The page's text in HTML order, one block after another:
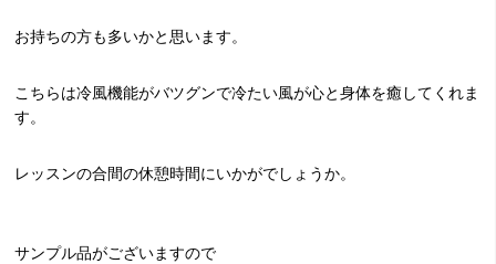
お持ちの方も多いかと思います。
こちらは冷風機能がバツグンで冷たい風が心と身体を癒してくれま
す。
レッスンの合間の休憩時間にいかがでしょうか。
サンプル品がございますので